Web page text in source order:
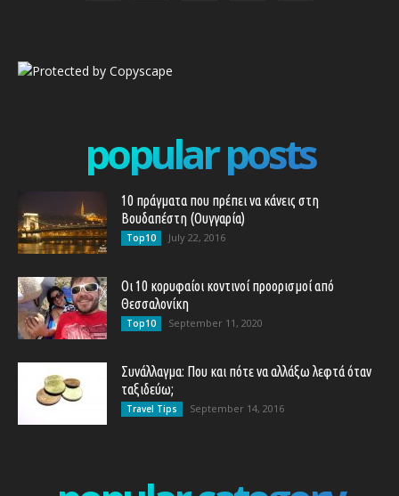
popular posts
10 πράγματα που πρέπει να κάνεις στη
Βουδαπέστη (Ουγγαρία)
Top10 July 22, 2016
Οι 10 κορυφαίοι κοντινοί προορισμοί από
Θεσσαλονίκη
Top10 September 11, 2020
Συνάλλαγμα: Που και πότε να αλλάξω λεφτά όταν
ταξιδεύω;
Travel Tips September 14, 2016